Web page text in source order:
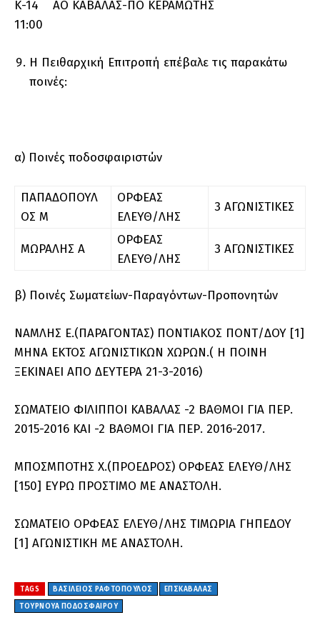
Κ-14 ΑΟ ΚΑΒΑΛΑΣ-ΠΟ ΚΕΡΑΜΩΤΗΣ
11:00
Η Πειθαρχική Επιτροπή επέβαλε τις παρακάτω
ποινές:
α) Ποινές ποδοσφαιριστών
ΠΑΠΑΔΟΠΟΥΛ
ΟΣ Μ
ΟΡΦΕΑΣ
ΕΛΕΥΘ/ΛΗΣ
3 ΑΓΩΝΙΣΤΙΚΕΣ
ΜΩΡΑΛΗΣ Α
ΟΡΦΕΑΣ
ΕΛΕΥΘ/ΛΗΣ
3 ΑΓΩΝΙΣΤΙΚΕΣ
β) Ποινές Σωματείων-Παραγόντων-Προπονητών
ΝΑΜΛΗΣ Ε.(ΠΑΡΑΓΟΝΤΑΣ) ΠΟΝΤΙΑΚΟΣ ΠΟΝΤ/ΔΟΥ [1]
ΜΗΝΑ ΕΚΤΟΣ ΑΓΩΝΙΣΤΙΚΩΝ ΧΩΡΩΝ.( Η ΠΟΙΝΗ
ΞΕΚΙΝΑΕΙ ΑΠΟ ΔΕΥΤΕΡΑ 21-3-2016)
ΣΩΜΑΤΕΙΟ ΦΙΛΙΠΠΟΙ ΚΑΒΑΛΑΣ -2 ΒΑΘΜΟΙ ΓΙΑ ΠΕΡ.
2015-2016 ΚΑΙ -2 ΒΑΘΜΟΙ ΓΙΑ ΠΕΡ. 2016-2017.
ΜΠΟΣΜΠΟΤΗΣ Χ.(ΠΡΟΕΔΡΟΣ) ΟΡΦΕΑΣ ΕΛΕΥΘ/ΛΗΣ
[150] ΕΥΡΩ ΠΡΟΣΤΙΜΟ ΜΕ ΑΝΑΣΤΟΛΗ.
ΣΩΜΑΤΕΙΟ ΟΡΦΕΑΣ ΕΛΕΥΘ/ΛΗΣ ΤΙΜΩΡΙΑ ΓΗΠΕΔΟΥ
[1] ΑΓΩΝΙΣΤΙΚΗ ΜΕ ΑΝΑΣΤΟΛΗ.
TAGS ΒΑΣΊΛΕΙΟΣ ΡΑΦΤΌΠΟΥΛΟΣ
ΕΠΣΚΑΒΑΛΑΣ
ΤΟΥΡΝΟΥΆ ΠΟΔΟΣΦΑΊΡΟΥ